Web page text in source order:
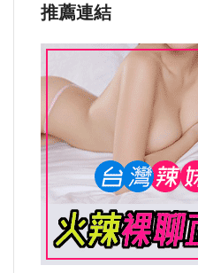
推薦連結